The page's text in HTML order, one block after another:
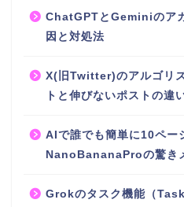
ChatGPTとGeminiのア
因と対処法
X(旧Twitter)のアルゴリ
トと伸びないポストの違
AIで誰でも簡単に10ペ
NanoBananaProの驚き
Grokのタスク機能（